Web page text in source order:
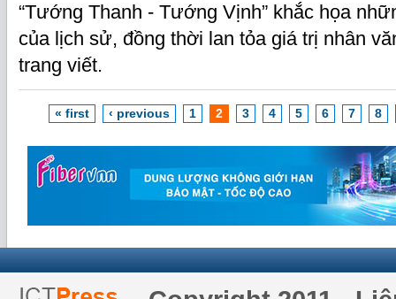
“Tướng Thanh - Tướng Vịnh” khắc họa
của lịch sử, đồng thời lan tỏa giá trị nhân
trang viết.
« first ‹ previous 1 2 3 4 5 6 7 8